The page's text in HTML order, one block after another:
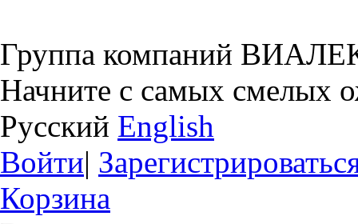
Группа компаний
Начните с самых смелых
Русский English
Войти|
Корзина